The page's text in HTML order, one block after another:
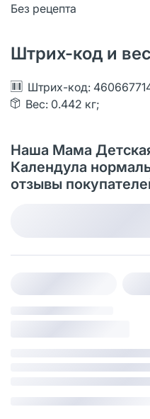
Без рецепта
Штрих-код и вес
Штрих-код:
Вес: 0.442 кг;
Наша Мама
Календула
отзывы